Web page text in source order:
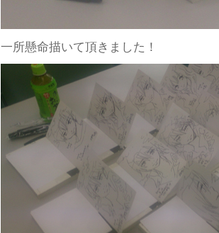
一所懸命描いて頂きました！